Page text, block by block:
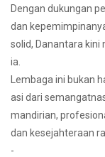
Dengan dukungan
dan
solid, Danantara kini
ia.
Lembaga ini bukan
asi dari
mandirian,
dan kesejahteraan
-